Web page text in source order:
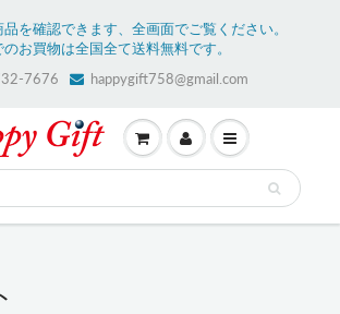
を確認できます、全画面でご覧ください。
のお買物は全国全て送料無料です。
7676
happygift758@gmail.com